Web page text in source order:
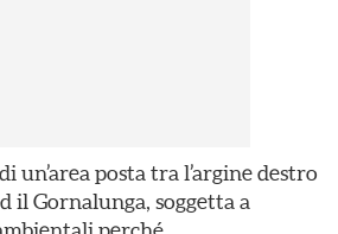
un’area posta tra l’argine destro
il Gornalunga, soggetta a